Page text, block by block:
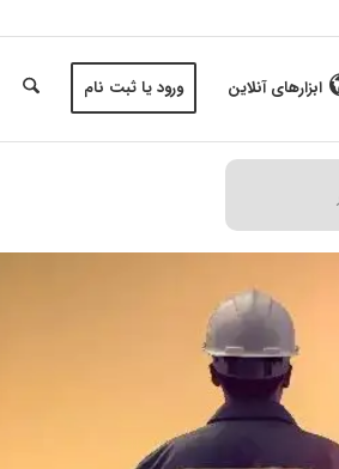
ابزارهای آنلاین ورود یا ثبت نام